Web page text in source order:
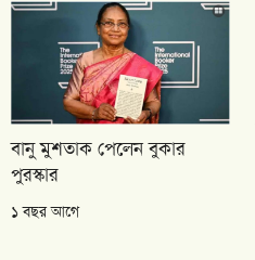
বানু মুশতাক পেলেন বুকার
পুরস্কার
১ বছর আগে